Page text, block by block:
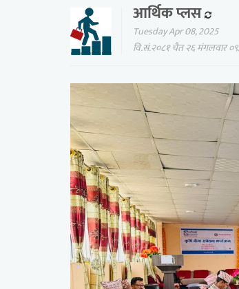
आर्थिक प्लस
Tuesday Apr 08, 2025
वि.सं.२०८१ चैत २६ मंगलवार